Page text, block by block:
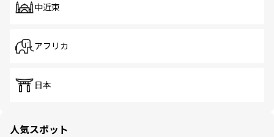
中近東
アフリカ
日本
人気スポット